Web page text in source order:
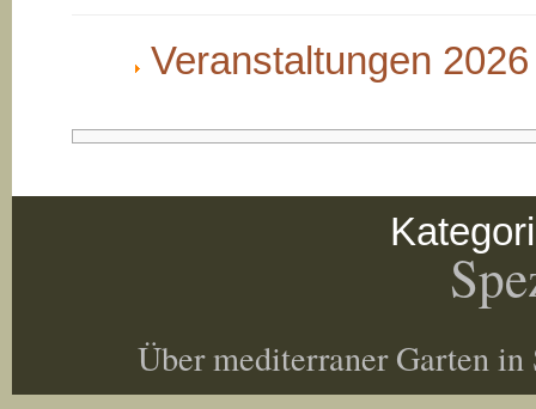
Veranstaltungen 2026
Über mediterraner Garten in